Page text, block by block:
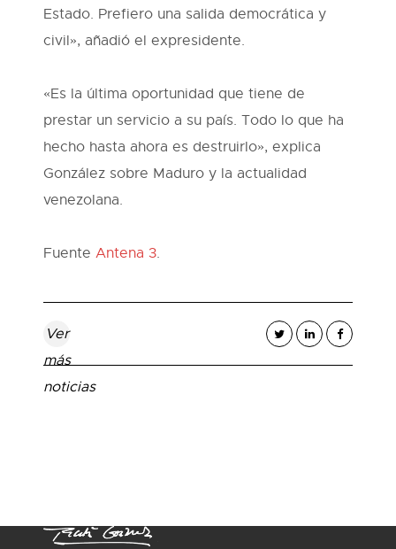
Estado. Prefiero una salida democrática y
civil», añadió el expresidente.
«Es la última oportunidad que tiene de
prestar un servicio a su país. Todo lo que ha
hecho hasta ahora es destruirlo», explica
González sobre Maduro y la actualidad
venezolana.
Fuente Antena 3.
Ver
más
noticias